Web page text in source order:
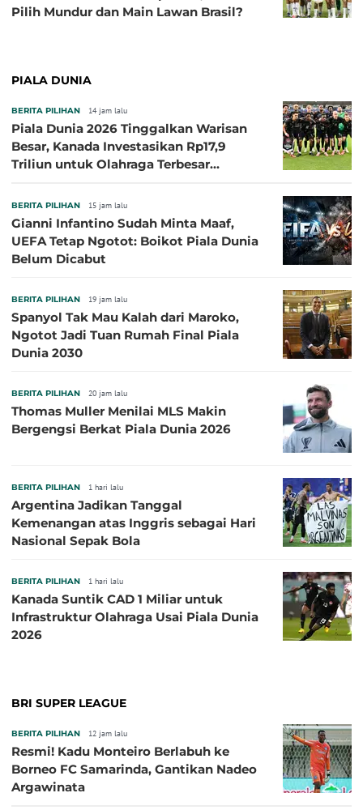
Pilih Mundur dan Main Lawan Brasil?
PIALA DUNIA
BERITA PILIHAN 14 jam lalu
Piala Dunia 2026 Tinggalkan Warisan
Besar, Kanada Investasikan Rp17,9
Triliun untuk Olahraga Terbesar
BERITA PILIHAN 15 jam lalu
Gianni Infantino Sudah Minta Maaf,
UEFA Tetap Ngotot: Boikot Piala Dunia
Belum Dicabut
BERITA PILIHAN 19 jam lalu
Spanyol Tak Mau Kalah dari Maroko,
Ngotot Jadi Tuan Rumah Final Piala
Dunia 2030
BERITA PILIHAN 20 jam lalu
Thomas Muller Menilai MLS Makin
Bergengsi Berkat Piala Dunia 2026
BERITA PILIHAN 1 hari lalu
Argentina Jadikan Tanggal
Kemenangan atas Inggris sebagai Hari
Nasional Sepak Bola
BERITA PILIHAN 1 hari lalu
Kanada Suntik CAD 1 Miliar untuk
Infrastruktur Olahraga Usai Piala Dunia
2026
BRI SUPER LEAGUE
BERITA PILIHAN 12 jam lalu
Resmi! Kadu Monteiro Berlabuh ke
Borneo FC Samarinda, Gantikan Nadeo
Argawinata